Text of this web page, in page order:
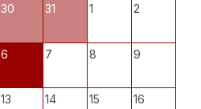
30 31 1 2
6 7 8 9
13 14 15 16